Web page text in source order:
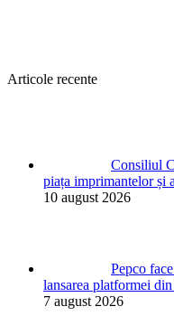
Articole recente
Consiliul
piața imprimantelor și
10 august 2026
Pepco
lansarea platformei
7 august 2026